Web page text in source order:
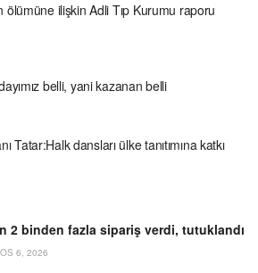
ölümüne ilişkin Adli Tıp Kurumu raporu
belli, yani kazanan belli
Tatar:Halk dansları ülke tanıtımına katkı
2 binden fazla sipariş verdi, tutuklandı
6, 2026